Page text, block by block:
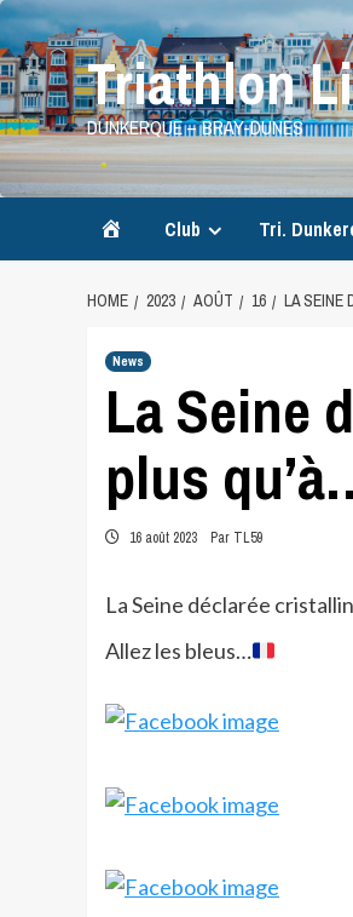
Skip
to
content
Triathlon
DUNKERQUE – BRAY-DUNES
Accueil
Club Tri.
HOME 2023 AOÛT 16 LA SEINE
News
La Seine
plus
16 août 2023 Par TL59
La Seine déclarée
Allez les bleus…